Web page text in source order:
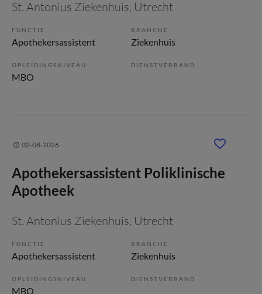
St. Antonius Ziekenhuis, Utrecht
FUNCTIE
Apothekersassistent
BRANCHE
Ziekenhuis
OPLEIDINGSNIVEAU
MBO
DIENSTVERBAND
02-08-2026
Apothekersassistent Poliklinische
Apotheek
St. Antonius Ziekenhuis, Utrecht
FUNCTIE
Apothekersassistent
BRANCHE
Ziekenhuis
OPLEIDINGSNIVEAU
MBO
DIENSTVERBAND